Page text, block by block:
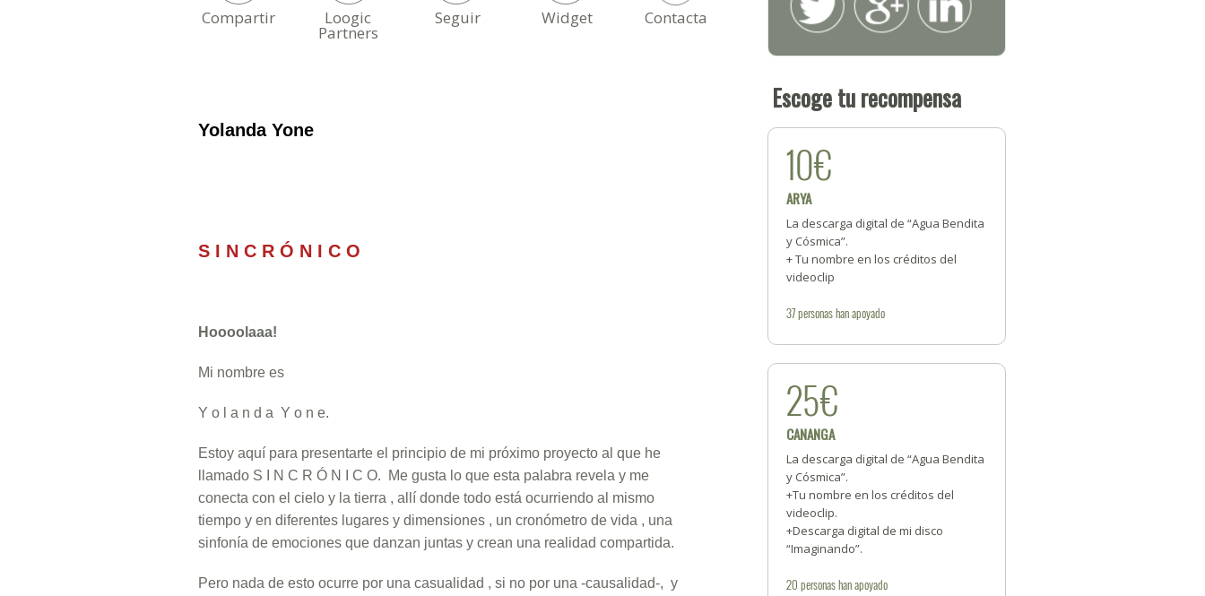
Compartir Loogic
Partners
Seguir Widget Contacta
Yolanda Yone
S I N C R Ó N I C O
Hoooolaaa!
Mi nombre es
Y o l a n d a Y o n e.
Estoy aquí para presentarte el principio de mi próximo proyecto al que he
llamado S I N C R Ó N I C O. Me gusta lo que esta palabra revela y me
conecta con el cielo y la tierra , allí donde todo está ocurriendo al mismo
tiempo y en diferentes lugares y dimensiones , un cronómetro de vida , una
sinfonía de emociones que danzan juntas y crean una realidad compartida.
Pero nada de esto ocurre por una casualidad , si no por una -causalidad-, y
Escoge tu recompensa
10€
ARYA
La descarga digital de “Agua Bendita
y Cósmica”.
+ Tu nombre en los créditos del
videoclip
37personashan apoyado
25€
CANANGA
La descarga digital de “Agua Bendita
y Cósmica”.
+Tu nombre en los créditos del
videoclip.
+Descarga digital de mi disco
“Imaginando”.
20personashan apoyado